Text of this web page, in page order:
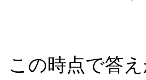
の時点で答